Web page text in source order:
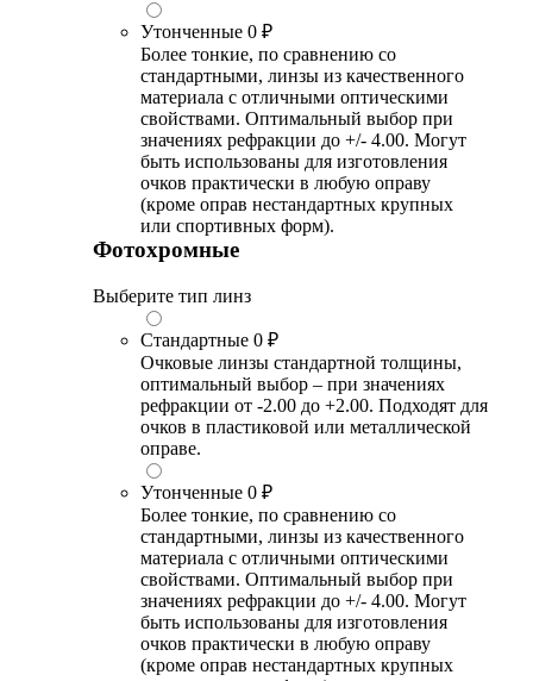
Утонченные 0 ₽
Более тонкие, по сравнению со
стандартными, линзы из качественного
материала с отличными оптическими
свойствами. Оптимальный выбор при
значениях рефракции до +/- 4.00. Могут
быть использованы для изготовления
очков практически в любую оправу
(кроме оправ нестандартных крупных
или спортивных форм).
Фотохромные
Выберите тип линз
Стандартные 0 ₽
Очковые линзы стандартной толщины,
оптимальный выбор – при значениях
рефракции от -2.00 до +2.00. Подходят для
очков в пластиковой или металлической
оправе.
Утонченные 0 ₽
Более тонкие, по сравнению со
стандартными, линзы из качественного
материала с отличными оптическими
свойствами. Оптимальный выбор при
значениях рефракции до +/- 4.00. Могут
быть использованы для изготовления
очков практически в любую оправу
(кроме оправ нестандартных крупных